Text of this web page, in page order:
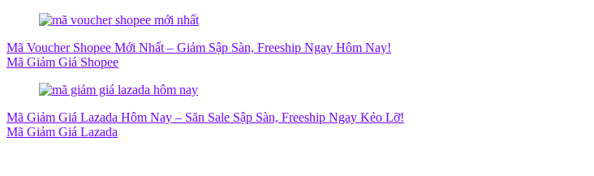
Mã Voucher Shopee Mới Nhất – Giảm Sập Sàn, Freeship Ngay Hôm Nay!
Mã Giảm Giá Shopee
Mã Giảm Giá Lazada Hôm Nay – Săn Sale Sập Sàn, Freeship Ngay Kẻo Lỡ!
Mã Giảm Giá Lazada